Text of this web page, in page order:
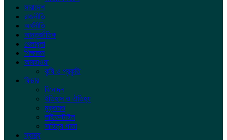
সারাদেশ
রাজনীতি
অর্থনীতি
আন্তর্জাতিক
খেলাধুলা
শিক্ষাঙ্গন
আবহাওয়া
কৃষি ও প্রকৃতি
ফিচার
বিনোদন
ইতিহাস ও ঐতিহ্য
মুক্তমত
লাইফস্টাইল
সাহিত্য পাতা
স্বাস্থ্য